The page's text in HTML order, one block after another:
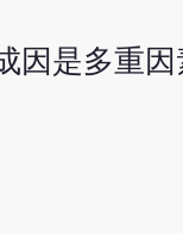
因是多重因